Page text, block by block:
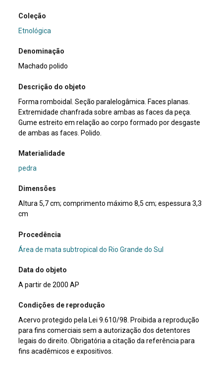
Coleção
Etnológica
Denominação
Machado polido
Descrição do objeto
Forma romboidal. Seção paralelogâmica. Faces planas.
Extremidade chanfrada sobre ambas as faces da peça.
Gume estreito em relação ao corpo formado por desgaste
de ambas as faces. Polido.
Materialidade
pedra
Dimensões
Altura 5,7 cm; comprimento máximo 8,5 cm; espessura 3,3
cm
Procedência
Área de mata subtropical do Rio Grande do Sul
Data do objeto
A partir de 2000 AP
Condições de reprodução
Acervo protegido pela Lei 9.610/98. Proibida a reprodução
para fins comerciais sem a autorização dos detentores
legais do direito. Obrigatória a citação da referência para
fins acadêmicos e expositivos.